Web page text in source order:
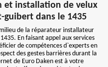
et installation de velux
dans le 1435
de la réparateur installateur
En faisant appel aux services
de compétences d`experts en
des gestes barrières durant la
de Euro Daken est à votre